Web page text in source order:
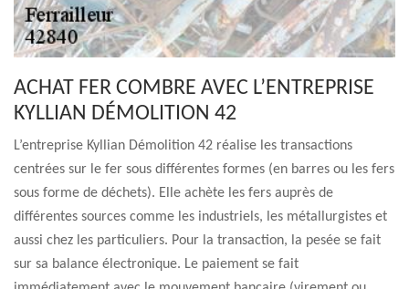
ACHAT FER COMBRE AVEC L’ENTREPRISE
KYLLIAN DÉMOLITION 42
L’entreprise Kyllian Démolition 42 réalise les transactions
centrées sur le fer sous différentes formes (en barres ou les fers
sous forme de déchets). Elle achète les fers auprès de
différentes sources comme les industriels, les métallurgistes et
aussi chez les particuliers. Pour la transaction, la pesée se fait
sur sa balance électronique. Le paiement se fait